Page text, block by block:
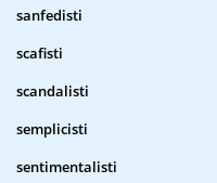
sanfedisti
scafisti
scandalisti
semplicisti
sentimentalisti